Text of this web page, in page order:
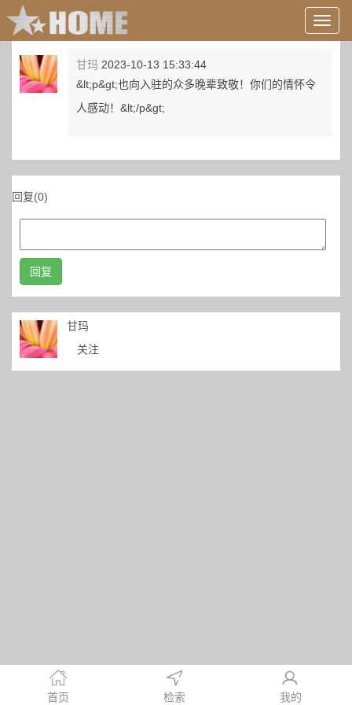
用
户
甘玛 2023-10-13 15:33:44
&lt;p&gt;也向入驻的众多晚辈致敬！你们的情怀令
人感动！&lt;/p&gt;
回复(0)
回复
甘玛
关注
首页 检索 我的